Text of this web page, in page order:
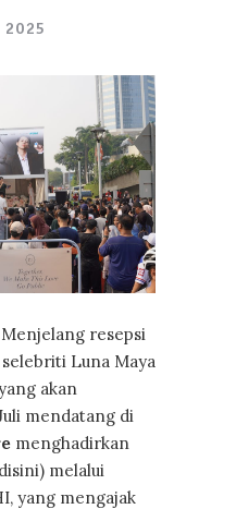
2025
Menjelang resepsi
Luna Maya
akan
mendatang di
menghadirkan
melalui
yang mengajak